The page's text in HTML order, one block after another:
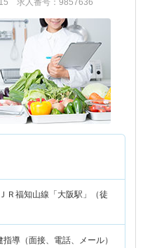
求人番号：9857636
Ｒ福知山線「大阪駅」（徒
導（面接、電話、メール）